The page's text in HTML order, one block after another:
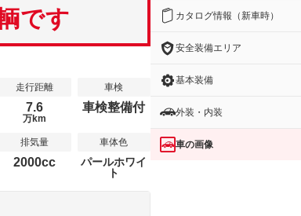
です
走行距離
7.6
万km
車検
車検整備付
排気量
2000cc
車体色
パールホワイ
ト
カタログ情報（新車時）
安全装備エリア
基本装備
外装・内装
車の画像